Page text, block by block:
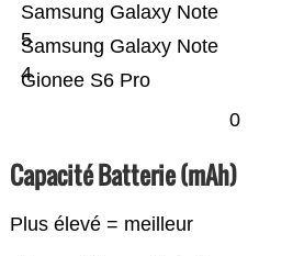
Gionee S6 Pro
Samsung Galaxy Note
4
Samsung Galaxy Note
5
0
Capacité Batterie (mAh)
Plus élevé = meilleur